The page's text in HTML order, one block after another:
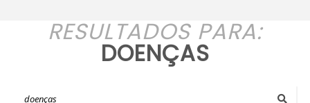
RESULTADOS PARA:
DOENÇAS